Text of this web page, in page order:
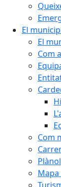
El
El
Com
Com